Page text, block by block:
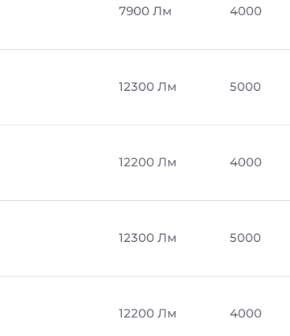
7900 Лм 4000
12300 Лм 5000
12200 Лм 4000
12300 Лм 5000
12200 Лм 4000